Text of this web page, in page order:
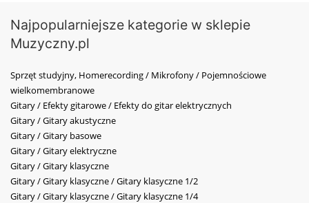
Najpopularniejsze kategorie w sklepie
Muzyczny.pl
Sprzęt studyjny, Homerecording / Mikrofony / Pojemnościowe
wielkomembranowe
Gitary / Efekty gitarowe / Efekty do gitar elektrycznych
Gitary / Gitary akustyczne
Gitary / Gitary basowe
Gitary / Gitary elektryczne
Gitary / Gitary klasyczne
Gitary / Gitary klasyczne / Gitary klasyczne 1/2
Gitary / Gitary klasyczne / Gitary klasyczne 1/4